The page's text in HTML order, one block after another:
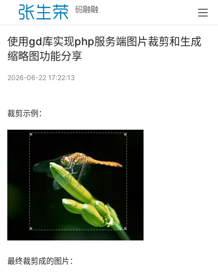
使用gd库实现php服务端图片裁剪和生成
缩略图功能分享
2026-06-22 17:22:13
裁剪示例：
最终裁剪成的图片：